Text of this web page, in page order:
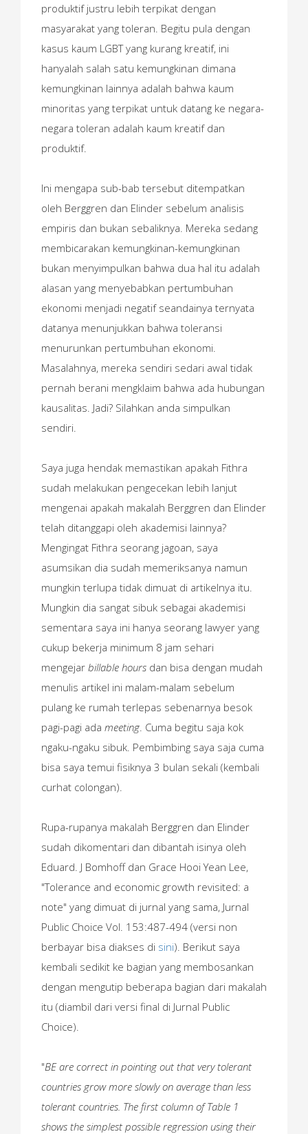
produktif justru lebih terpikat dengan
masyarakat yang toleran. Begitu pula dengan
kasus kaum LGBT yang kurang kreatif, ini
hanyalah salah satu kemungkinan dimana
kemungkinan lainnya adalah bahwa kaum
minoritas yang terpikat untuk datang ke negara-
negara toleran adalah kaum kreatif dan
produktif.
Ini mengapa sub-bab tersebut ditempatkan
oleh Berggren dan Elinder sebelum analisis
empiris dan bukan sebaliknya. Mereka sedang
membicarakan kemungkinan-kemungkinan
bukan menyimpulkan bahwa dua hal itu adalah
alasan yang menyebabkan pertumbuhan
ekonomi menjadi negatif seandainya ternyata
datanya menunjukkan bahwa toleransi
menurunkan pertumbuhan ekonomi.
Masalahnya, mereka sendiri sedari awal tidak
pernah berani mengklaim bahwa ada hubungan
kausalitas. Jadi? Silahkan anda simpulkan
sendiri.
Saya juga hendak memastikan apakah Fithra
sudah melakukan pengecekan lebih lanjut
mengenai apakah makalah Berggren dan Elinder
telah ditanggapi oleh akademisi lainnya?
Mengingat Fithra seorang jagoan, saya
asumsikan dia sudah memeriksanya namun
mungkin terlupa tidak dimuat di artikelnya itu.
Mungkin dia sangat sibuk sebagai akademisi
sementara saya ini hanya seorang lawyer yang
cukup bekerja minimum 8 jam sehari
mengejar billable hours dan bisa dengan mudah
menulis artikel ini malam-malam sebelum
pulang ke rumah terlepas sebenarnya besok
pagi-pagi ada meeting . Cuma begitu saja kok
ngaku-ngaku sibuk. Pembimbing saya saja cuma
bisa saya temui fisiknya 3 bulan sekali (kembali
curhat colongan).
Rupa-rupanya makalah Berggren dan Elinder
sudah dikomentari dan dibantah isinya oleh
Eduard. J Bomhoff dan Grace Hooi Yean Lee,
"Tolerance and economic growth revisited: a
note" yang dimuat di jurnal yang sama, Jurnal
Public Choice Vol. 153:487-494 (versi non
berbayar bisa diakses di sini). Berikut saya
kembali sedikit ke bagian yang membosankan
dengan mengutip beberapa bagian dari makalah
itu (diambil dari versi final di Jurnal Public
Choice).
"BE are correct in pointing out that very tolerant
countries grow more slowly on average than less
tolerant countries. The first column of Table 1
shows the simplest possible regression using their